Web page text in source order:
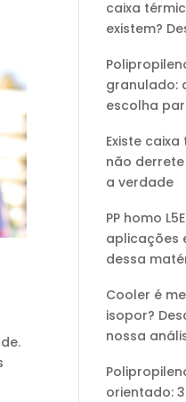
caixa
existem?
granulado:
escolha
Existe
não
a verdade
PP homo
aplicações
dessa
Cooler é
isopor?
nossa
orientado: